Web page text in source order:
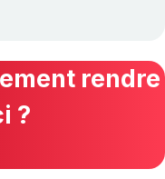
rendre
?